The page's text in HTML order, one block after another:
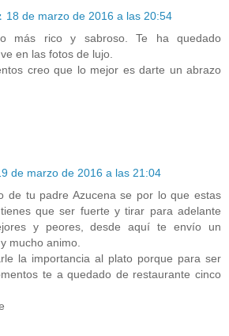
18 de marzo de 2016 a las 20:54
más rico y sabroso. Te ha quedado
en las fotos de lujo.
creo que lo mejor es darte un abrazo
de marzo de 2016 a las 21:04
de tu padre Azucena se por lo que estas
que ser fuerte y tirar para adelante
y peores, desde aquí te envío un
mucho animo.
la importancia al plato porque para ser
te a quedado de restaurante cinco